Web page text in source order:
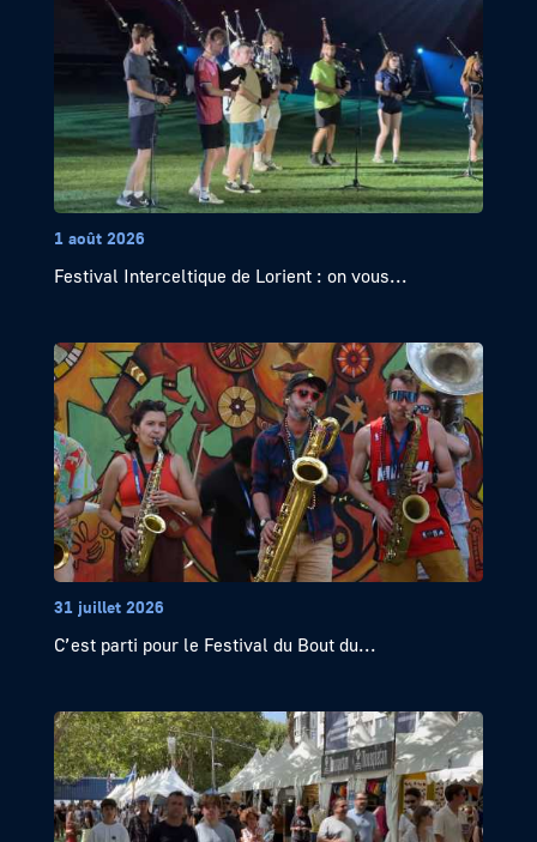
1 août 2026
Festival Interceltique de Lorient : on vous...
31 juillet 2026
C’est parti pour le Festival du Bout du...